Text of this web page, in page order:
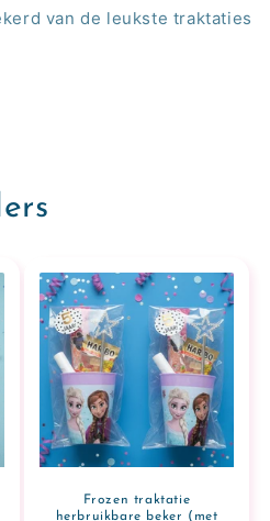
van de leukste traktaties
Frozen traktatie
herbruikbare beker (met